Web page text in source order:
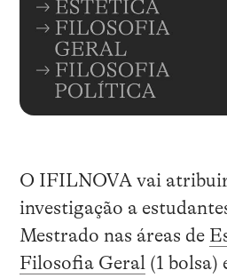
O IFILNOVA vai
investigação a
Mestrado nas áreas de
Filosofia Geral(1 bolsa)